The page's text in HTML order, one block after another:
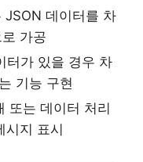
JSON 데이터를 차
가공
터가 있을 경우 차
기능 구현
또는 데이터 처리
시지 표시